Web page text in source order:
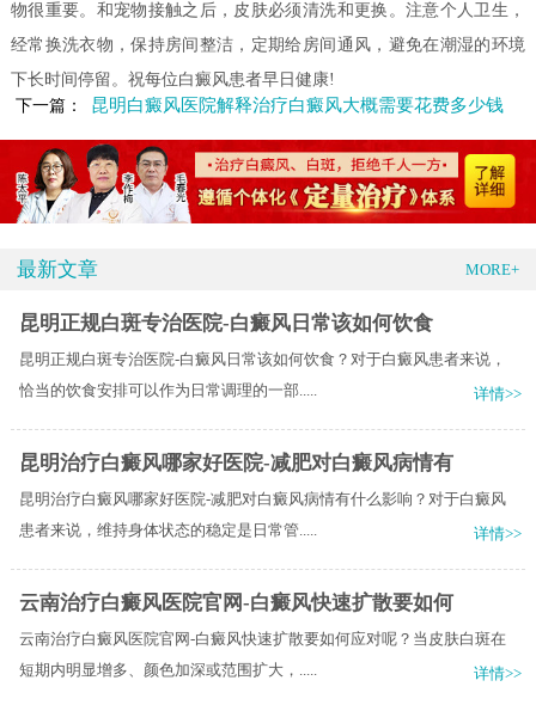
物很重要。和宠物接触之后，皮肤必须清洗和更换。注意个人卫生，
经常换洗衣物，保持房间整洁，定期给房间通风，避免在潮湿的环境
下长时间停留。祝每位白癜风患者早日健康!
下一篇：
昆明白癜风医院解释治疗白癜风大概需要花费多少钱
最新文章 MORE+
昆明正规白斑专治医院-白癜风日常该如何饮食
昆明正规白斑专治医院-白癜风日常该如何饮食？对于白癜风患者来说，
恰当的饮食安排可以作为日常调理的一部.....
详情>>
昆明治疗白癜风哪家好医院-减肥对白癜风病情有
昆明治疗白癜风哪家好医院-减肥对白癜风病情有什么影响？对于白癜风
患者来说，维持身体状态的稳定是日常管.....
详情>>
云南治疗白癜风医院官网-白癜风快速扩散要如何
云南治疗白癜风医院官网-白癜风快速扩散要如何应对呢？当皮肤白斑在
短期内明显增多、颜色加深或范围扩大，.....
详情>>